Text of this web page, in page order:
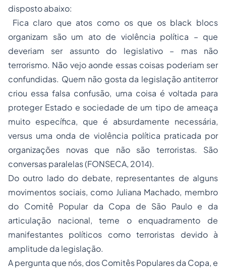
disposto abaixo:
Fica claro que atos como os que os black blocs
organizam são um ato de violência política – que
deveriam ser assunto do legislativo – mas não
terrorismo. Não vejo aonde essas coisas poderiam ser
confundidas. Quem não gosta da legislação antiterror
criou essa falsa confusão, uma coisa é voltada para
proteger Estado e sociedade de um tipo de ameaça
muito específica, que é absurdamente necessária,
versus uma onda de violência política praticada por
organizações novas que não são terroristas. São
conversas paralelas (FONSECA, 2014).
Do outro lado do debate, representantes de alguns
movimentos sociais, como Juliana Machado, membro
do Comitê Popular da Copa de São Paulo e da
articulação nacional, teme o enquadramento de
manifestantes políticos como terroristas devido à
amplitude da legislação.
A pergunta que nós, dos Comitês Populares da Copa, e